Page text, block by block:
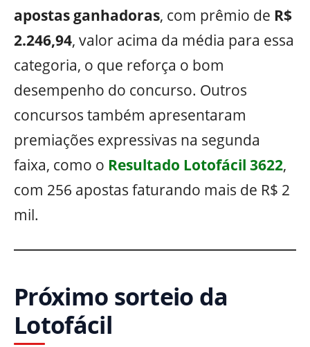
apostas ganhadoras, com prêmio de R$
2.246,94, valor acima da média para essa
categoria, o que reforça o bom
desempenho do concurso. Outros
concursos também apresentaram
premiações expressivas na segunda
faixa, como o Resultado Lotofácil 3622,
com 256 apostas faturando mais de R$ 2
mil.
Próximo sorteio da
Lotofácil